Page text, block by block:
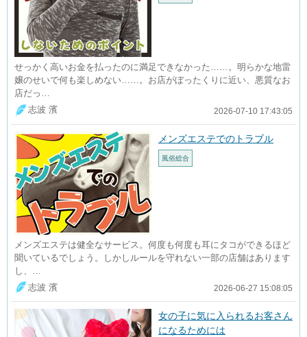
せっかく高いお金を払ったのに満足できなかった……。明らかな地雷
嬢のせいで何も楽しめない……。お店がぼったくりに近い、悪質なお
店だっ…
志波 濱
2026-07-10 17:43:05
メンズエステでのトラブル
風俗総合
メンズエステは健全なサービス。何度も何度も耳にタコができるほど
聞いているでしょう。しかしルールを守れない一部の店舗はあります
し、…
志波 濱
2026-06-27 15:08:05
女の子に気に入られるお客さん
になるためには